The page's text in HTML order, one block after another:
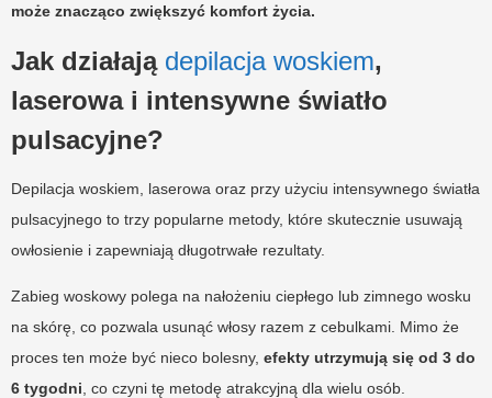
może znacząco zwiększyć komfort życia.
Jak działają depilacja woskiem,
laserowa i intensywne światło
pulsacyjne?
Depilacja woskiem, laserowa oraz przy użyciu intensywnego światła
pulsacyjnego to trzy popularne metody, które skutecznie usuwają
owłosienie i zapewniają długotrwałe rezultaty.
Zabieg woskowy polega na nałożeniu ciepłego lub zimnego wosku
na skórę, co pozwala usunąć włosy razem z cebulkami. Mimo że
proces ten może być nieco bolesny, efekty utrzymują się od 3 do
6 tygodni , co czyni tę metodę atrakcyjną dla wielu osób.